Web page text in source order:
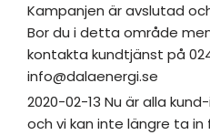
Kampanjen är avslutad
Bor du i detta område
kontakta kundtjänst på
info@dalaenergi.se
2020-02-13 Nu är alla
och vi kan inte längre ta in